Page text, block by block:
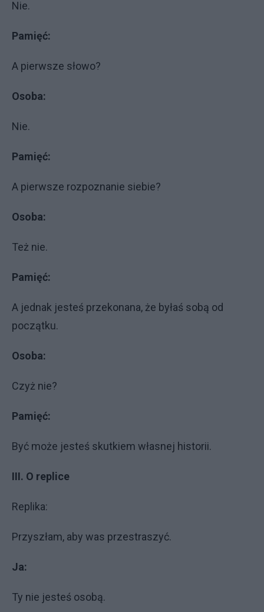
Nie.
Pamięć:
A pierwsze słowo?
Osoba:
Nie.
Pamięć:
A pierwsze rozpoznanie siebie?
Osoba:
Też nie.
Pamięć:
A jednak jesteś przekonana, że byłaś sobą od
początku.
Osoba:
Czyż nie?
Pamięć:
Być może jesteś skutkiem własnej historii.
III. O replice
Replika:
Przyszłam, aby was przestraszyć.
Ja:
Ty nie jesteś osobą.